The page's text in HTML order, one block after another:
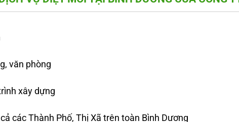
văn phòng
xây dựng
các Thành Phố, Thị Xã trên toàn Bình Dương